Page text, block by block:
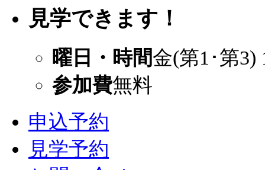
見学できます！
曜日・時間金(第1･第3)
参加費無料
申込予約
見学予約